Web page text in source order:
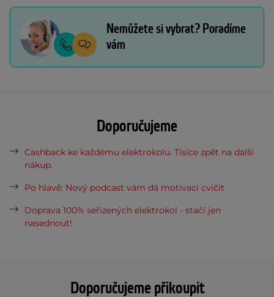
Doporučujeme přikoupit
Nemůžete si vybrat? Poradíme
vám
Doporučujeme
Cashback ke každému elektrokolu. Tisíce zpět na další
nákup.
Po hlavě: Nový podcast vám dá motivaci cvičit
Doprava 100% seřízených elektrokol - stačí jen
nasednout!